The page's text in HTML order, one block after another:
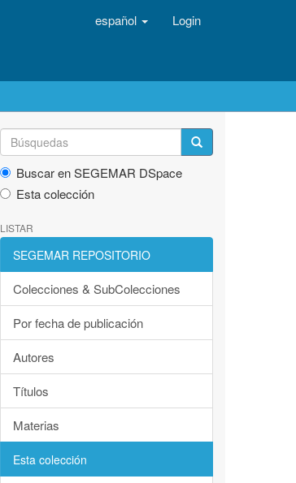
español Login
Buscar en SEGEMAR DSpace
Esta colección
LISTAR
SEGEMAR REPOSITORIO
Colecciones & SubColecciones
Por fecha de publicación
Autores
Títulos
Materias
Esta colección